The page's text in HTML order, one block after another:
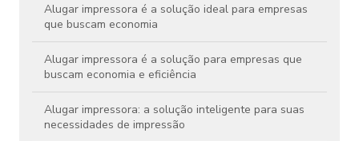
Alugar impressora é a solução ideal para empresas
que buscam economia
Alugar impressora é a solução para empresas que
buscam economia e eficiência
Alugar impressora: a solução inteligente para suas
necessidades de impressão